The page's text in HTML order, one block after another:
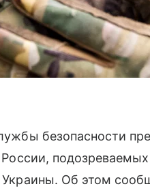
безопасности
Украины. Об этом